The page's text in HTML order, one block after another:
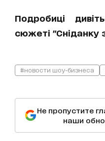
Подробиці
сюжеті "Сніданку
#новости шоу-бизнеса
Не пропустите
наши